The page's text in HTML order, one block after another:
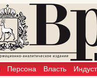
Персона Власть